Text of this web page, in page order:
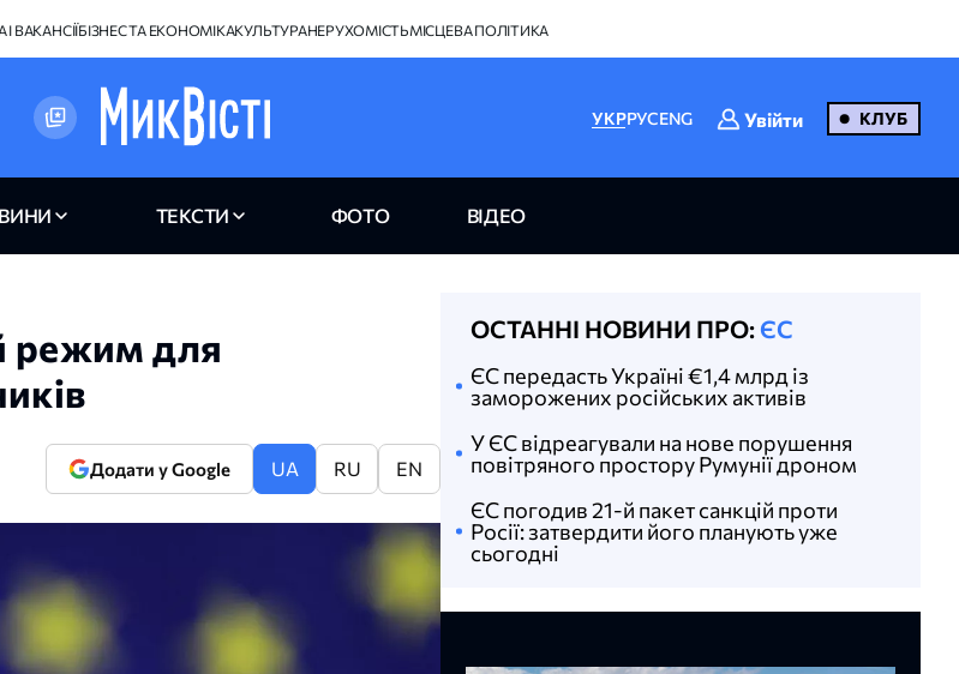
ВАКАНСІЇБІЗНЕС ТА ЕКОНОМІКАКУЛЬТУРАНЕРУХОМІСТЬМІСЦЕВА ПОЛІТИКА
УКРРУСENG Увійти КЛУБ
ТЕКСТИ ФОТО ВІДЕО
режим для
Додати у Google UA RU EN
ОСТАННІ НОВИНИ ПРО: ЄС
ЄС передасть Україні €1,4 млрд із
заморожених російських активів
У ЄС відреагували на нове порушення
повітряного простору Румунії дроном
ЄС погодив 21-й пакет санкцій проти
Росії: затвердити його планують уже
сьогодні